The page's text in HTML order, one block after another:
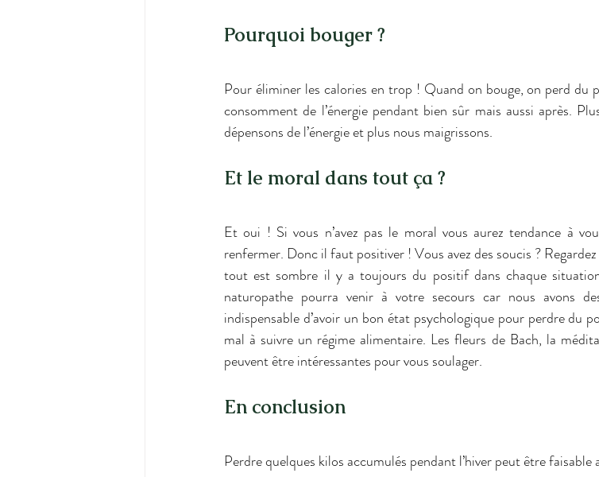
Pourquoi bouger ?
Pour éliminer les calories en trop ! Quand on bouge, on perd du
consomment de l’énergie pendant bien sûr mais aussi après.
dépensons de l’énergie et plus nous maigrissons.
Et le moral dans tout ça ?
Et oui ! Si vous n’avez pas le moral vous aurez tendance à
renfermer. Donc il faut positiver ! Vous avez des soucis ?
tout est sombre il y a toujours du positif dans chaque
naturopathe pourra venir à votre secours car nous avons
indispensable d’avoir un bon état psychologique pour perdre du
mal à suivre un régime alimentaire. Les fleurs de Bach, la
peuvent être intéressantes pour vous soulager.
En conclusion
Perdre quelques kilos accumulés pendant l’hiver peut être faisable